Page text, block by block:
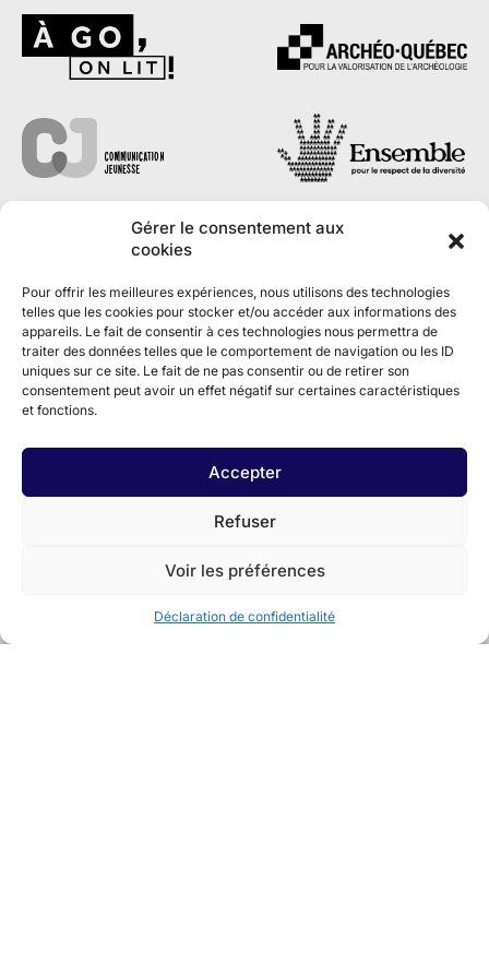
Gérer le consentement aux
cookies
Pour offrir les meilleures expériences, nous utilisons des technologies
telles que les cookies pour stocker et/ou accéder aux informations des
appareils. Le fait de consentir à ces technologies nous permettra de
traiter des données telles que le comportement de navigation ou les ID
uniques sur ce site. Le fait de ne pas consentir ou de retirer son
consentement peut avoir un effet négatif sur certaines caractéristiques
et fonctions.
Accepter
Refuser
Voir les préférences
Déclaration de confidentialité